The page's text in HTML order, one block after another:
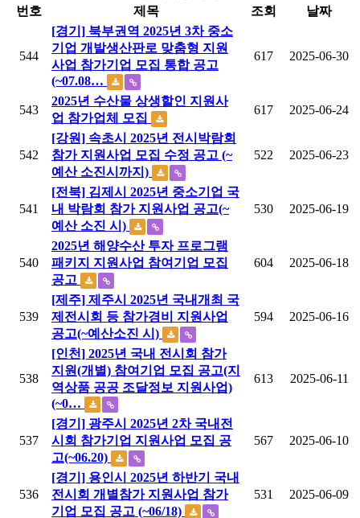
번호
제목 조회 날짜
544
[경기] 북부권역 2025년 3차 중소
기업 개발생산판로 맞춤형 지원
사업 참가기업 모집 통합 공고
(~07.08…
617 2025-06-30
543
2025년 수산물 상생할인 지원사
업 참가업체 모집
617 2025-06-24
542
[강원] 속초시 2025년 전시박람회
참가 지원사업 모집 수정 공고 (~
예산 소진시까지)
522 2025-06-23
541
[전북] 김제시 2025년 중소기업 국
내 박람회 참가 지원사업 공고(~
예산 소진 시)
530 2025-06-19
540
2025년 해양수산 투자 프로그램
패키지 지원사업 참여기업 모집
공고
604 2025-06-18
539
[제주] 제주시 2025년 국내개최 국
제전시회 등 참가경비 지원사업
공고(~예산소진 시)
594 2025-06-16
538
[인천] 2025년 국내 전시회 참가
지원(개별) 참여기업 모집 공고(지
역상품 공공 조달정보 지원사업)
(~0…
613 2025-06-11
537
[경기] 광주시 2025년 2차 국내전
시회 참가기업 지원사업 모집 공
고(~06.20)
567 2025-06-10
536
[경기] 용인시 2025년 하반기 국내
전시회 개별참가 지원사업 참가
기업 모집 공고 (~06/18)
531 2025-06-09